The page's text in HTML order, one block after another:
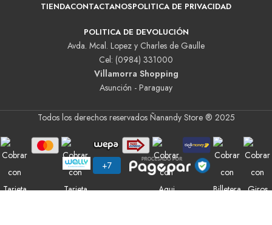
TIENDACONTACTANOSPOLITICA DE PRIVACIDAD
POLITICA DE DEVOLUCIÓN
Avda. Mcal. Lopez y Charles de Gaulle
Cel: (0984) 331000
Villamorra Shopping
Asunción - Paraguay
Todos los derechos reservados Ñanandy Store ® 2025